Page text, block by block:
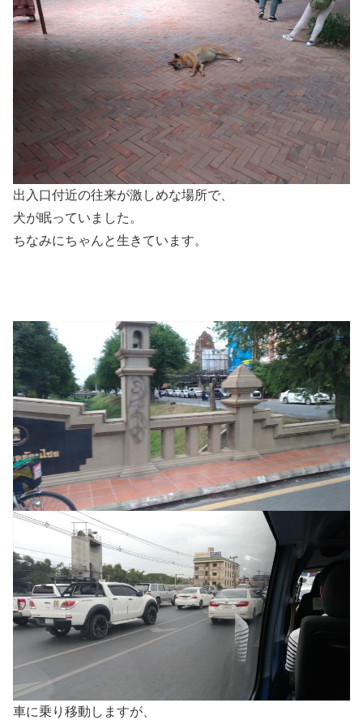
出入口付近の往来が激しめな場所で、
犬が眠っていました。
ちなみにちゃんと生きています。
車に乗り移動しますが、